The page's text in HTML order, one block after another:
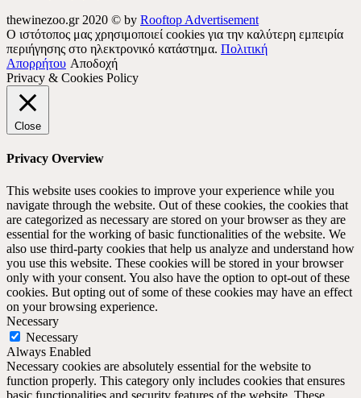
thewinezoo.gr 2020 © by Rooftop Advertisement
Ο ιστότοπος μας χρησιμοποιεί cookies για την καλύτερη εμπειρία
περιήγησης στο ηλεκτρονικό κατάστημα. Πολιτική
Απορρήτου Αποδοχή
Privacy & Cookies Policy
Close
Privacy Overview
This website uses cookies to improve your experience while you
navigate through the website. Out of these cookies, the cookies that
are categorized as necessary are stored on your browser as they are
essential for the working of basic functionalities of the website. We
also use third-party cookies that help us analyze and understand how
you use this website. These cookies will be stored in your browser
only with your consent. You also have the option to opt-out of these
cookies. But opting out of some of these cookies may have an effect
on your browsing experience.
Necessary
Necessary
Always Enabled
Necessary cookies are absolutely essential for the website to
function properly. This category only includes cookies that ensures
basic functionalities and security features of the website. These